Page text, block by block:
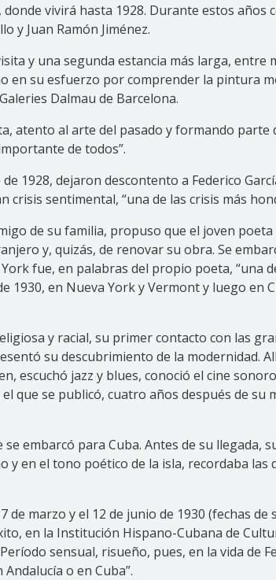
vivirá hasta 1928. Durante estos años
y Juan Ramón Jiménez.
y una segunda estancia más larga, entre
en su esfuerzo por comprender la pintura
Dalmau de Barcelona.
atento al arte del pasado y formando
de todos”.
1928, dejaron descontento a Federico
crisis sentimental, “una de las crisis más
de su familia, propuso que el joven
y, quizás, de renovar su obra. Se
fue, en palabras del propio poeta, “una
1930, en Nueva York y Vermont y luego en
y racial, su primer contacto con las
su descubrimiento de la modernidad.
escuchó jazz y blues, conoció el cine
que se publicó, cuatro años después de su
embarcó para Cuba. Antes de su llegada,
en el tono poético de la isla, recordaba las
marzo y el 12 de junio de 1930 (fechas de
en la Institución Hispano-Cubana de
sensual, risueño, pues, en la vida de
o en Cuba”.